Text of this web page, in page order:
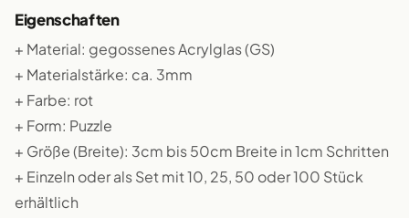
Eigenschaften
+ Material: gegossenes Acrylglas (GS)
+ Materialstärke: ca. 3mm
+ Farbe: rot
+ Form: Puzzle
+ Größe (Breite): 3cm bis 50cm Breite in 1cm Schritten
+ Einzeln oder als Set mit 10, 25, 50 oder 100 Stück
erhältlich